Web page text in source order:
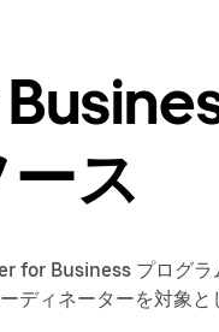
ス
for Business プログラ
ディネーターを対象と